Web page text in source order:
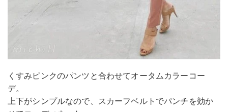
くすみピンクのパンツと合わせてオータムカラーコー
デ。
上下がシンプルなので、スカーフベルトでパンチを効か